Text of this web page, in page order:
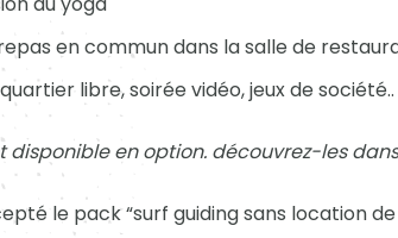
en commun dans la salle de
libre, soirée vidéo, jeux de société..
disponible en option. découvrez-les
le pack “surf guiding sans location